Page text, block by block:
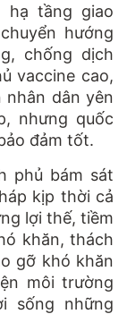
hạ tầng giao
hướng
chống dịch
vaccine cao,
nhân dân yên
nhưng quốc
đảm tốt.
phủ bám sát
kịp thời cả
lợi thế, tiềm
khăn, thách
gỡ khó khăn
môi trường
sống những